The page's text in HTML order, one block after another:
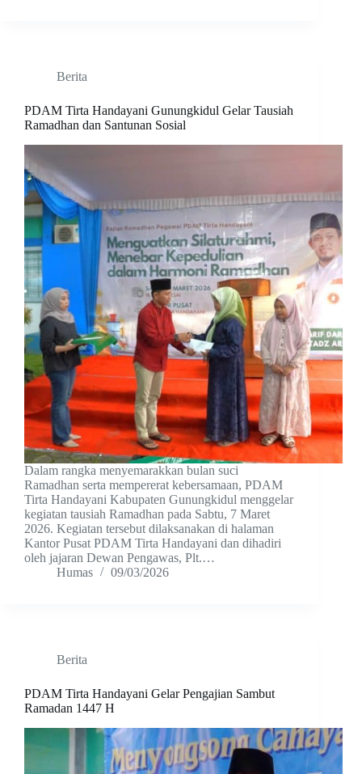
Berita
PDAM Tirta Handayani Gunungkidul Gelar Tausiah
Ramadhan dan Santunan Sosial
Dalam rangka menyemarakkan bulan suci
Ramadhan serta mempererat kebersamaan, PDAM
Tirta Handayani Kabupaten Gunungkidul menggelar
kegiatan tausiah Ramadhan pada Sabtu, 7 Maret
2026. Kegiatan tersebut dilaksanakan di halaman
Kantor Pusat PDAM Tirta Handayani dan dihadiri
oleh jajaran Dewan Pengawas, Plt.…
Humas
09/03/2026
Berita
PDAM Tirta Handayani Gelar Pengajian Sambut
Ramadan 1447 H